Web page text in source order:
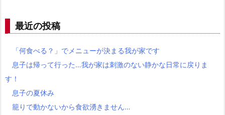
最近の投稿
「何食べる？」でメニューが決まる我が家です
息子は帰って行った…我が家は刺激のない静かな日常に戻りま
す！
息子の夏休み
籠りで動かないから食欲湧きません…